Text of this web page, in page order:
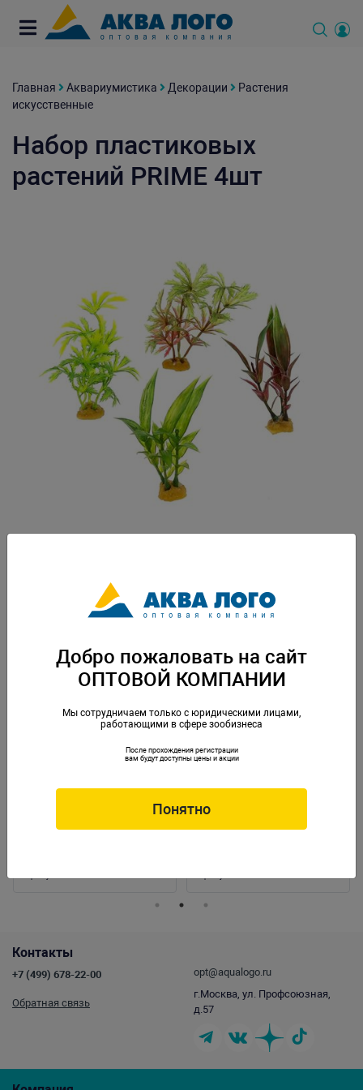
Главная Аквариумистика Декорации
Растения
искусственные
Набор пластиковых
растений PRIME 4шт
Пластиковая декорация для использования в аквариумистике и
фитодизайне. Размер от 2 до10 см. Вес: 0,035 кг. Упаковка: по 1 шт
Аналогичные товары
Контакты
+7 (499) 678-22-00
Обратная связь
opt@aqualogo.ru
г.Москва, ул. Профсоюзная,
д.57
Добро пожаловать на сайт
ОПТОВОЙ КОМПАНИИ
Мы сотрудничаем только с юридическими лицами,
работающими в сфере зообизнеса
После прохождения регистрации
вам будут доступны цены и акции
Понятно